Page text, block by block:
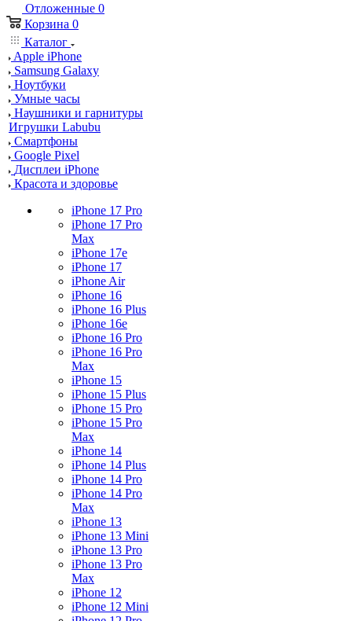
Отложенные 0
Корзина 0
Каталог
Apple iPhone
Samsung Galaxy
Ноутбуки
Умные часы
Наушники и гарнитуры
Игрушки Labubu
Смартфоны
Google Pixel
Дисплеи iPhone
Красота и здоровье
iPhone 17 Pro
iPhone 17 Pro
Max
iPhone 17e
iPhone 17
iPhone Air
iPhone 16
iPhone 16 Plus
iPhone 16e
iPhone 16 Pro
iPhone 16 Pro
Max
iPhone 15
iPhone 15 Plus
iPhone 15 Pro
iPhone 15 Pro
Max
iPhone 14
iPhone 14 Plus
iPhone 14 Pro
iPhone 14 Pro
Max
iPhone 13
iPhone 13 Mini
iPhone 13 Pro
iPhone 13 Pro
Max
iPhone 12
iPhone 12 Mini